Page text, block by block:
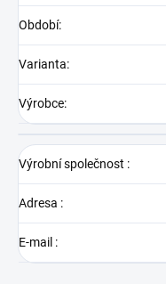
Období:
Varianta:
Výrobce:
Výrobní společnost :
Adresa :
E-mail :